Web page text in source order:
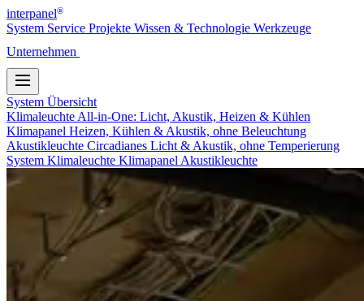
interpanel®
System Service Projekte Wissen & Technologie Werkzeuge
Unternehmen
System Übersicht
Klimaleuchte All-in-One: Licht, Akustik, Heizen & Kühlen
Klimapanel Heizen, Kühlen & Akustik, ohne Beleuchtung
Akustikleuchte Circadianes Licht & Akustik, ohne Temperierung
System Klimaleuchte Klimapanel Akustikleuchte